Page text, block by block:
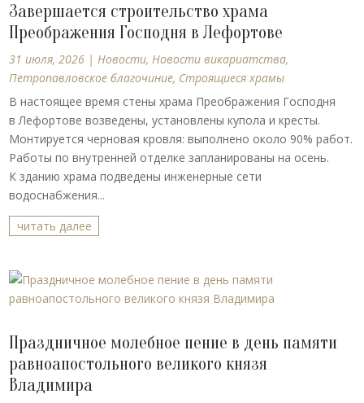
Завершается строительство храма
Преображения Господня в Лефортове
31 июля, 2026 |Новости,Новости викариатства,
Петропавловское благочиние, Строящиеся храмы
В настоящее время стены храма Преображения Господня
в Лефортове возведены, установлены купола и кресты.
Монтируется черновая кровля: выполнено около 90% работ.
Работы по внутренней отделке запланированы на осень.
К зданию храма подведены инженерные сети
водоснабжения...
читать далее
Праздничное молебное пение в день памяти
равноапостольного великого князя
Владимира